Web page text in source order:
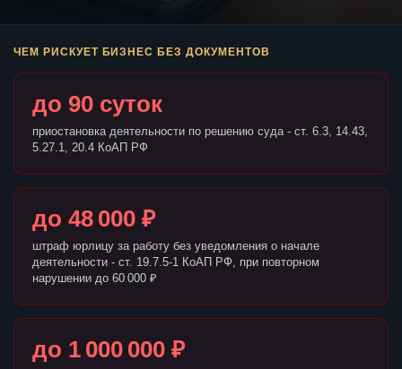
ЧЕМ РИСКУЕТ БИЗНЕС БЕЗ ДОКУМЕНТОВ
до 90 суток
приостановка деятельности по решению суда - ст. 6.3, 14.43,
5.27.1, 20.4 КоАП РФ
до 48 000 ₽
штраф юрлицу за работу без уведомления о начале
деятельности - ст. 19.7.5-1 КоАП РФ, при повторном
нарушении до 60 000 ₽
до 1 000 000 ₽